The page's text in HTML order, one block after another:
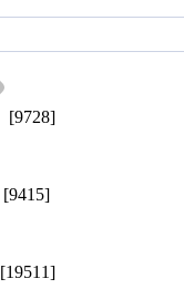
[9728]
[9415]
[19511]